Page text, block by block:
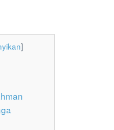
]